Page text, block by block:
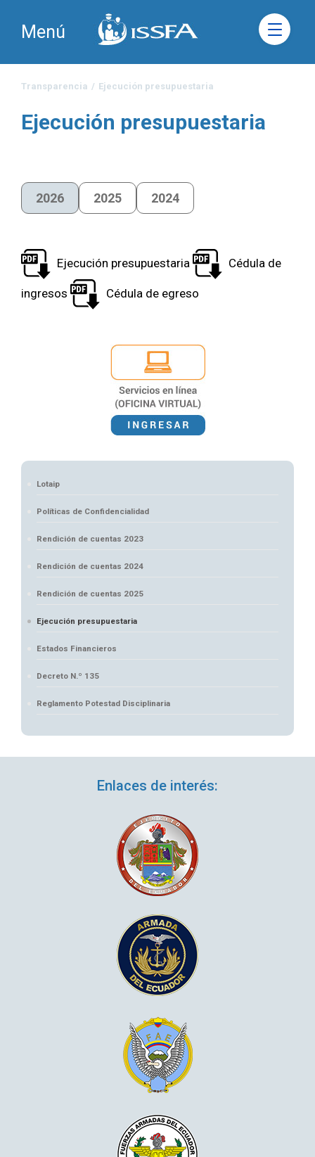
Menú
Transparencia / Ejecución presupuestaria
Ejecución presupuestaria
2026 2025 2024
Ejecución presupuestaria Cédula de
ingresos Cédula de egreso
Lotaip
Políticas de Confidencialidad
Rendición de cuentas 2023
Rendición de cuentas 2024
Rendición de cuentas 2025
Ejecución presupuestaria
Estados Financieros
Decreto N.º 135
Reglamento Potestad Disciplinaria
Enlaces de interés: